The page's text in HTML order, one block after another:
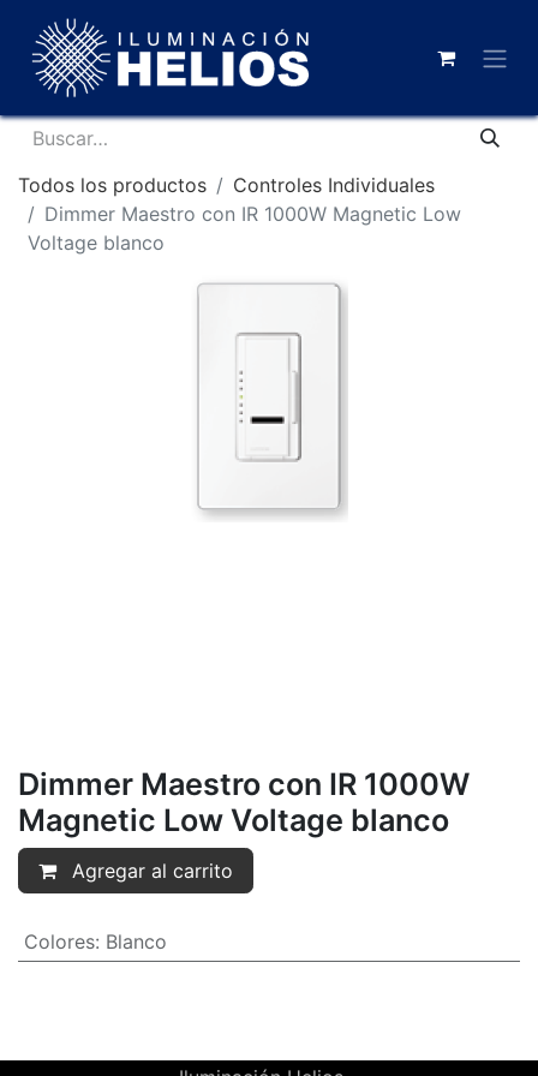
Todos los productos
Controles Individuales
Dimmer Maestro con IR 1000W Magnetic Low
Voltage blanco
Dimmer Maestro con IR 1000W
Magnetic Low Voltage blanco
Agregar al carrito
Colores: Blanco